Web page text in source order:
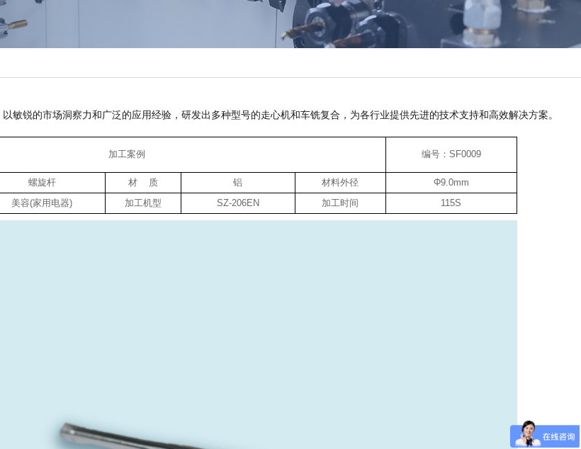
敏锐的市场洞察力和广泛的应用经验，研发出多种型号的走心机和车铣复合，为各行业提供先进的技术支持和高效解决方案。
加工案例 编号：SF0009
螺旋杆 材 质 铝 材料外径
Φ9.0mm
美容(家用电器) 加工机型 SZ-206EN 加工时间 115S